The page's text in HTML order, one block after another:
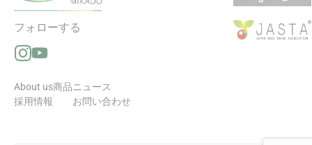
フォローする
Instagramでフォローする（新しいウィンドウで開きます
YouTubeでフォローする（新しいウィンドウで開きます
About us
採用情報
商品ニュース
お問い合わせ